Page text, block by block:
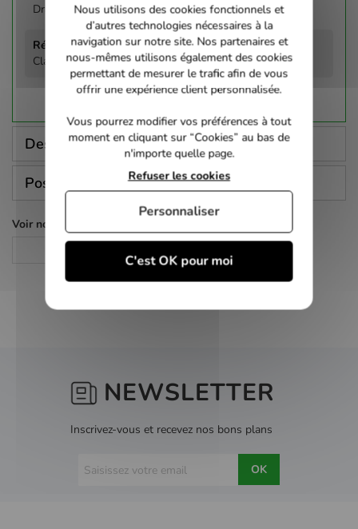
Drame
Claude Lelouch
Description
Poser une question
Voir nos autres pages :
NEWSLETTER
Inscrivez-vous et recevez nos bons plans
OK
Nous utilisons des cookies fonctionnels et
d’autres technologies nécessaires à la
navigation sur notre site. Nos partenaires et
nous-mêmes utilisons également des cookies
permettant de mesurer le trafic afin de vous
offrir une expérience client personnalisée.
Vous pourrez modifier vos préférences à tout
moment en cliquant sur “Cookies” au bas de
n'importe quelle page.
C'est OK pour moi
Refuser les cookies
Personnaliser